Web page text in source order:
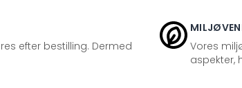
efter bestilling. Dermed
Vores
aspekter,